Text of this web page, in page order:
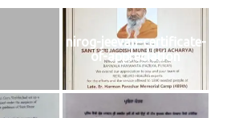
nirog-jeevan-certificate-
of-appreciation